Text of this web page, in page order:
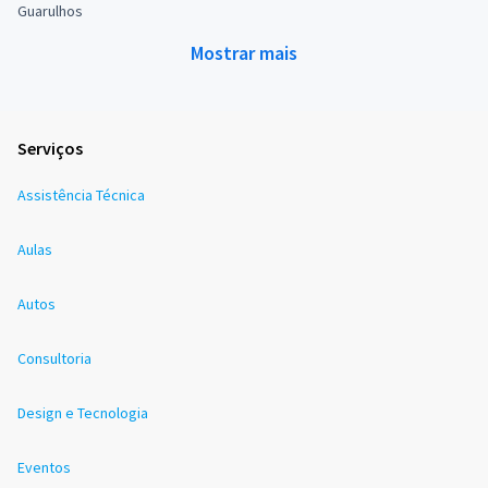
Guarulhos
Mostrar mais
Serviços
Assistência Técnica
Aulas
Autos
Consultoria
Design e Tecnologia
Eventos